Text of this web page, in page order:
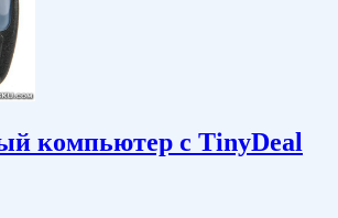
компьютер с TinyDeal